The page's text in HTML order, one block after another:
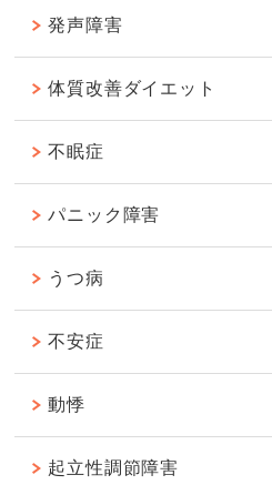
発声障害
体質改善ダイエット
不眠症
パニック障害
うつ病
不安症
動悸
起立性調節障害